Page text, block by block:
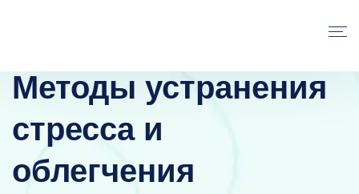
Методы устранения
стресса и
облегчения